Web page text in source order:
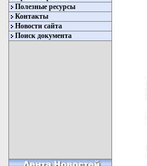
Полезные ресурсы
Контакты
Новости сайта
Поиск документа